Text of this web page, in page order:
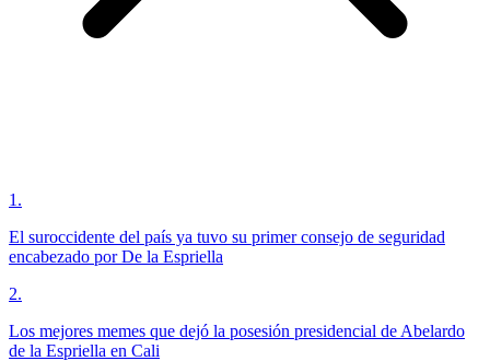
1 .
El suroccidente del país ya tuvo su primer consejo de seguridad
encabezado por De la Espriella
2.
Los mejores memes que dejó la posesión presidencial de Abelardo
de la Espriella en Cali